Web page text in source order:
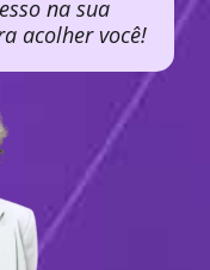
na sua
acolher você!